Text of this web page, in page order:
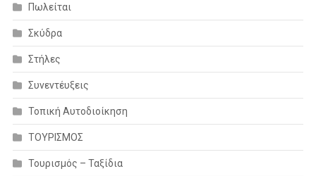
Πωλείται
Σκύδρα
Στήλες
Συνεντέυξεις
Τοπική Αυτοδιοίκηση
ΤΟΥΡΙΣΜΟΣ
Τουρισμός – Ταξίδια